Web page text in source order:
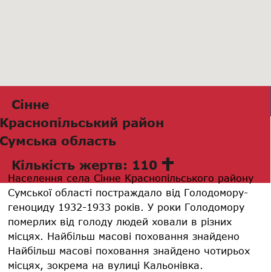
Сінне
Краснопільський район
Сумська область
Кількість жертв: 110
Населення села Сінне Краснопільського району
Сумської області постраждало від Голодомору-
геноциду 1932-1933 років. У роки Голодомору
померлих від голоду людей ховали в різних
місцях. Найбільш масові поховання знайдено
Найбільш масові поховання знайдено чотирьох
місцях, зокрема на вулиці Кальонівка.